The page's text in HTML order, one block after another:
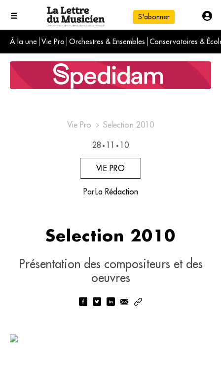
S'abonner
À la une Vie Pro Orchestres & Ensembles Conservatoires &
L'info du jour
Le numéro du mois
International
Vie Pro Selection 2010
28 • 11 • 10
VIE PRO
ParLa Rédaction
Selection 2010
Présentation des compositeurs et des
oeuvres